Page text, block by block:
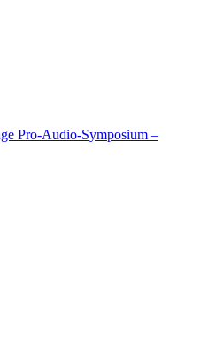
Pro-Audio-Symposium –